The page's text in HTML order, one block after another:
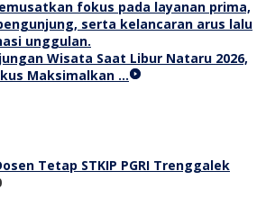
Wisata Saat Libur Nataru 2026,
Maksimalkan …